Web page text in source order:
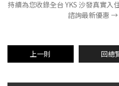
持續為您收錄全台 YKS 沙發真實入
諮詢最新優惠 →
上一則 回總